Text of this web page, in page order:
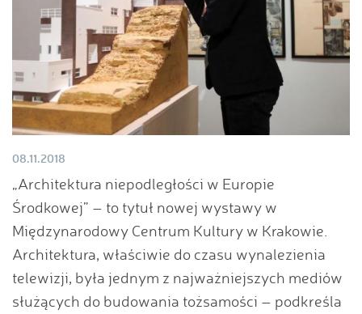
08.11.2018
„Architektura niepodległości w Europie
Środkowej” – to tytuł nowej wystawy w
Międzynarodowy Centrum Kultury w Krakowie.
Architektura, właściwie do czasu wynalezienia
telewizji, była jednym z najważniejszych mediów
służących do budowania tożsamości – podkreśla